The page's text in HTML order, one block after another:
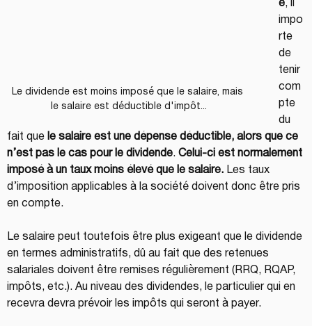
Le dividende est moins imposé que le salaire, mais
le salaire est déductible d'impôt...
e, il
impo
rte
de
tenir
com
pte
du
fait que le salaire est une dépense déductible, alors que ce
n’est pas le cas pour le dividende. Celui-ci est normalement
imposé à un taux moins élevé que le salaire. Les taux
d’imposition applicables à la société doivent donc être pris
en compte.
Le salaire peut toutefois être plus exigeant que le dividende
en termes administratifs, dû au fait que des retenues
salariales doivent être remises régulièrement (RRQ, RQAP,
impôts, etc.). Au niveau des dividendes, le particulier qui en
recevra devra prévoir les impôts qui seront à payer.